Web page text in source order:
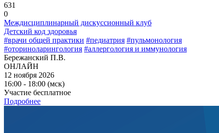
631
0
Междисциплинарный дискуссионный клуб
Детский код здоровья
#врачи общей практики #педиатрия #пульмонология
#оториноларингология #аллергология и иммунология
Бережанский П.В.
ОНЛАЙН
12 ноября 2026
16:00 - 18:00 (мск)
Участие бесплатное
Подробнее